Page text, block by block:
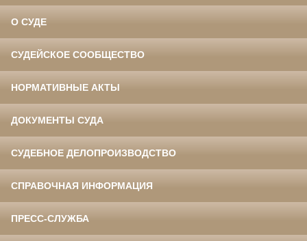
О СУДЕ
СУДЕЙСКОЕ СООБЩЕСТВО
НОРМАТИВНЫЕ АКТЫ
ДОКУМЕНТЫ СУДА
СУДЕБНОЕ ДЕЛОПРОИЗВОДСТВО
СПРАВОЧНАЯ ИНФОРМАЦИЯ
ПРЕСС-СЛУЖБА